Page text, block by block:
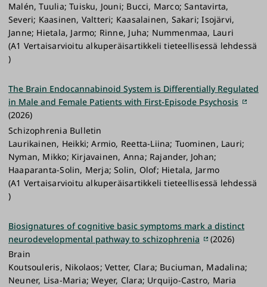
Malén, Tuulia; Tuisku, Jouni; Bucci, Marco; Santavirta,
Severi; Kaasinen, Valtteri; Kaasalainen, Sakari; Isojärvi,
Janne; Hietala, Jarmo; Rinne, Juha; Nummenmaa, Lauri
(A1 Vertaisarvioitu alkuperäisartikkeli tieteellisessä lehdessä
)
The Brain Endocannabinoid System is Differentially Regulated
in Male and Female Patients with First-Episode Psychosis
(2026)
Schizophrenia Bulletin
Laurikainen, Heikki; Armio, Reetta-Liina; Tuominen, Lauri;
Nyman, Mikko; Kirjavainen, Anna; Rajander, Johan;
Haaparanta-Solin, Merja; Solin, Olof; Hietala, Jarmo
(A1 Vertaisarvioitu alkuperäisartikkeli tieteellisessä lehdessä
)
Biosignatures of cognitive basic symptoms mark a distinct
neurodevelopmental pathway to schizophrenia
(2026)
Brain
Koutsouleris, Nikolaos; Vetter, Clara; Buciuman, Madalina;
Neuner, Lisa-Maria; Weyer, Clara; Urquijo-Castro, Maria